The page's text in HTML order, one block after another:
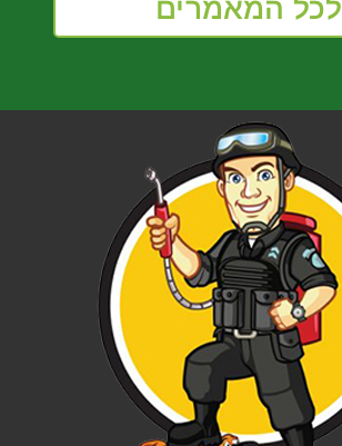
לכל המאמרים